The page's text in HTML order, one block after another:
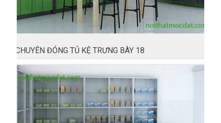
CHUYÊN ĐÓNG TỦ KỆ TRƯNG BÀY 18